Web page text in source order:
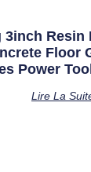
3inch Resin
Floor
Power
Lire La